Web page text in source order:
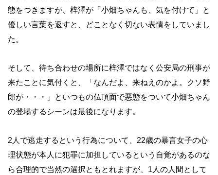
態をつきますが、梓澤が「小畑ちゃんも、気を付けて」と
優しい言葉を返すと、どことなく切ない表情をしていまし
た。
そして、待ち合わせの場所に梓澤ではなく公安局の刑事が
来たことに気付くと、「なんだよ、来ねえのかよ。クソ野
郎が・・・」といつもの仏頂面で悪態をついて小畑ちゃん
の登場するシーンは最後になります。
2人で逃走するという行為について、22歳の暴言女子の心
理状態が本人に犯罪に加担しているという自覚があるのな
ら合理的で当然の選択ともとれますが、1人の人間として